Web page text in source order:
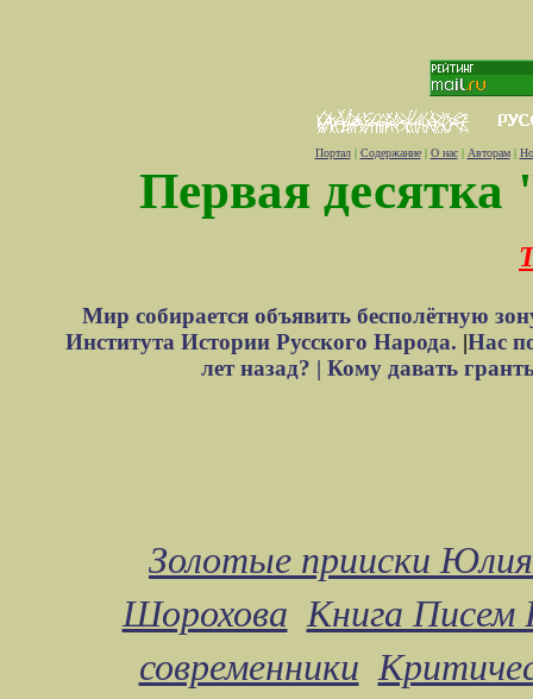
Портал| Содержание| О нас| Авторам|
Первая десятка
Мир собирается объявить бесполётную
Института Истории Русского Народа. |Нас
лет назад? | Кому давать
Золотые прииски
Шорохова Книга Писем
современники